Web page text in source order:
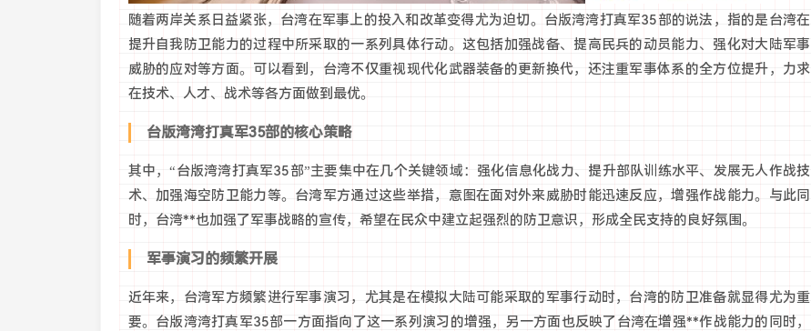
随着两岸关系日益紧张，台湾在军事上的投入和改革变得尤为迫切。台版湾湾打真军35部的说法，指的是台湾在
提升自我防卫能力的过程中所采取的一系列具体行动。这包括加强战备、提高民兵的动员能力、强化对大陆军事
威胁的应对等方面。可以看到，台湾不仅重视现代化武器装备的更新换代，还注重军事体系的全方位提升，力求
在技术、人才、战术等各方面做到最优。
台版湾湾打真军35部的核心策略
其中，“台版湾湾打真军35部”主要集中在几个关键领域：强化信息化战力、提升部队训练水平、发展无人作战技
术、加强海空防卫能力等。台湾军方通过这些举措，意图在面对外来威胁时能迅速反应，增强作战能力。与此同
时，台湾**也加强了军事战略的宣传，希望在民众中建立起强烈的防卫意识，形成全民支持的良好氛围。
军事演习的频繁开展
近年来，台湾军方频繁进行军事演习，尤其是在模拟大陆可能采取的军事行动时，台湾的防卫准备就显得尤为重
要。台版湾湾打真军35部一方面指向了这一系列演习的增强，另一方面也反映了台湾在增强**作战能力的同时，